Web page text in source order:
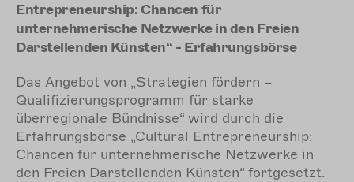
Entrepreneurship: Chancen für
unternehmerische Netzwerke in den Freien
Darstellenden Künsten“ - Erfahrungsbörse
Das Angebot von „Strategien fördern –
Qualifizierungsprogramm für starke
überregionale Bündnisse“ wird durch die
Erfahrungsbörse „Cultural Entrepreneurship:
Chancen für unternehmerische Netzwerke in
den Freien Darstellenden Künsten“ fortgesetzt.